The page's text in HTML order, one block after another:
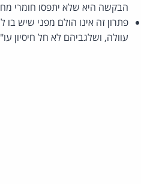
הבקשה היא שלא יתפסו חומרי
פתרון זה אינו הולם מפני שיש
עוולה, ושלגביהם לא חל חיסיון